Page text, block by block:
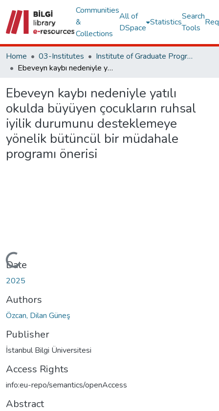
Communities
&
Collections
All of
DSpace
Statistics
Search
Tools
Home 03-Institutes
Institute of Graduate Programs Other Publications Collection
Ebeveyn kaybı nedeniyle yatılı okulda büyüyen çocukların ruhsal iyilik durumunu desteklemeye yönelik bütüncül bir müdahale programı önerisi
Ebeveyn kaybı nedeniyle yatılı
okulda büyüyen çocukların ruhsal
iyilik durumunu desteklemeye
yönelik bütüncül bir müdahale
programı önerisi
Date
2025
Authors
Özcan, Dilan Güneş
Publisher
İstanbul Bilgi Üniversitesi
Access Rights
info:eu-repo/semantics/openAccess
Abstract